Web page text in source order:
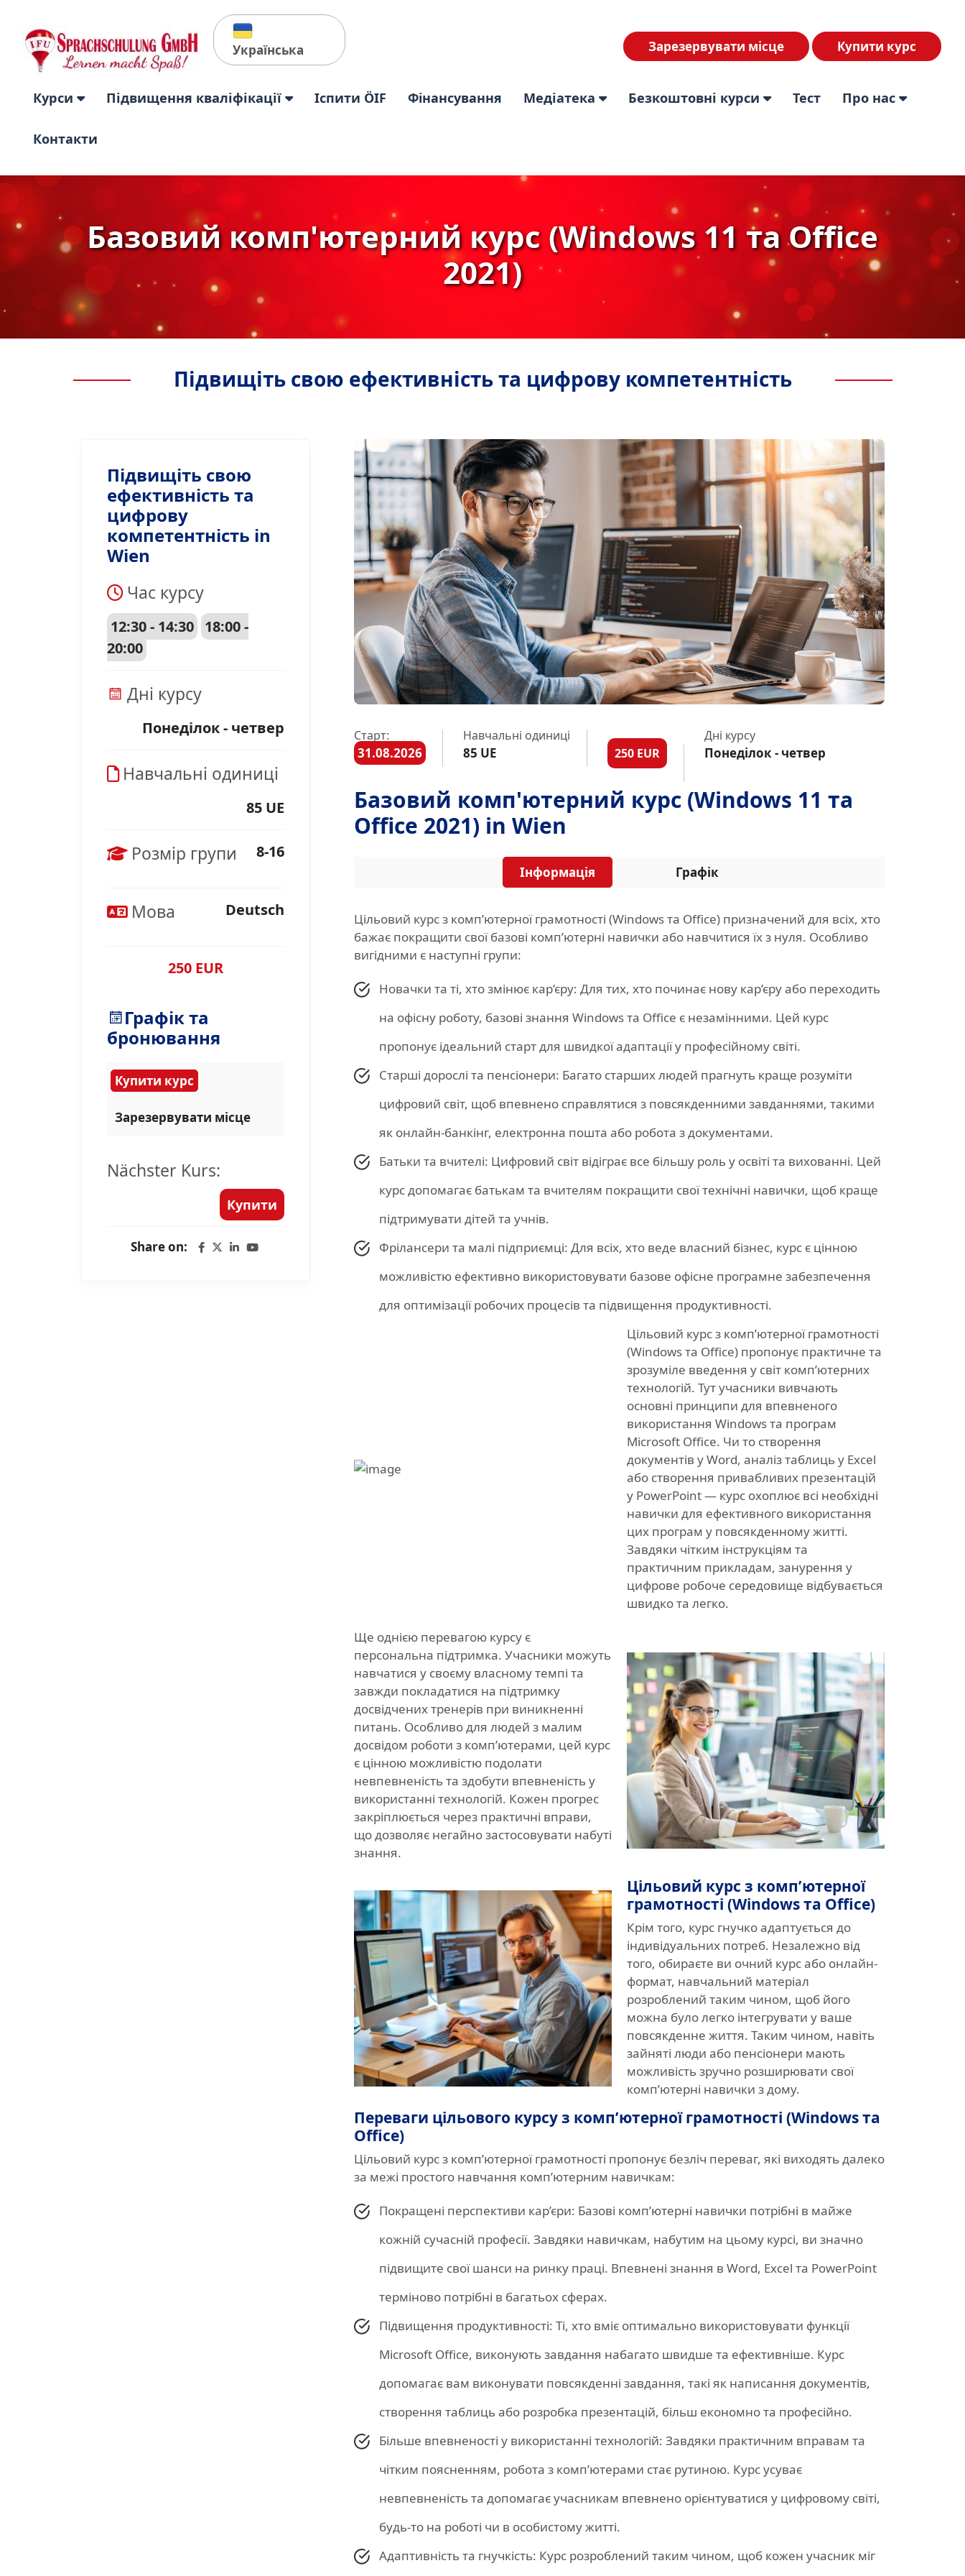
Українська Купити курс
Зарезервувати місце
Курси Підвищення кваліфікації Іспити ÖIF Фінансування Медіатека Безкоштовні курси Тест Про нас
Контакти
Базовий комп'ютерний курс (Windows 11 та Office
2021)
Підвищіть свою ефективність та цифрову компетентність
Підвищіть свою
ефективність та
цифрову
компетентність in
Wien
Час курсу
12:30 - 14:30
18:00 -
20:00
Дні курсу
Понеділок - четвер
Навчальні одиниці
85 UE
Розмір групи 8-16
Мова Deutsch
250 EUR
Графік та
бронювання
Купити курс
Зарезервувати місце
Nächster Kurs:
Купити
Share on:
Старт:
31.08.2026
Навчальні одиниці
85 UE 250 EUR
Дні курсу
Понеділок - четвер
Базовий комп'ютерний курс (Windows 11 та
Office 2021) in Wien
Інформація Графік
Цільовий курс з комп’ютерної грамотності (Windows та Office) призначений для всіх, хто
бажає покращити свої базові комп’ютерні навички або навчитися їх з нуля. Особливо
вигідними є наступні групи:
Новачки та ті, хто змінює кар’єру: Для тих, хто починає нову кар’єру або переходить
на офісну роботу, базові знання Windows та Office є незамінними. Цей курс
пропонує ідеальний старт для швидкої адаптації у професійному світі.
Старші дорослі та пенсіонери: Багато старших людей прагнуть краще розуміти
цифровий світ, щоб впевнено справлятися з повсякденними завданнями, такими
як онлайн-банкінг, електронна пошта або робота з документами.
Батьки та вчителі: Цифровий світ відіграє все більшу роль у освіті та вихованні. Цей
курс допомагає батькам та вчителям покращити свої технічні навички, щоб краще
підтримувати дітей та учнів.
Фрілансери та малі підприємці: Для всіх, хто веде власний бізнес, курс є цінною
можливістю ефективно використовувати базове офісне програмне забезпечення
для оптимізації робочих процесів та підвищення продуктивності.
Цільовий курс з комп’ютерної грамотності
(Windows та Office) пропонує практичне та
зрозуміле введення у світ комп’ютерних
технологій. Тут учасники вивчають
основні принципи для впевненого
використання Windows та програм
Microsoft Office. Чи то створення
документів у Word, аналіз таблиць у Excel
або створення привабливих презентацій
у PowerPoint — курс охоплює всі необхідні
навички для ефективного використання
цих програм у повсякденному житті.
Завдяки чітким інструкціям та
практичним прикладам, занурення у
цифрове робоче середовище відбувається
швидко та легко.
Ще однією перевагою курсу є
персональна підтримка. Учасники можуть
навчатися у своєму власному темпі та
завжди покладатися на підтримку
досвідчених тренерів при виникненні
питань. Особливо для людей з малим
досвідом роботи з комп’ютерами, цей курс
є цінною можливістю подолати
невпевненість та здобути впевненість у
використанні технологій. Кожен прогрес
закріплюється через практичні вправи,
що дозволяє негайно застосовувати набуті
знання.
Цільовий курс з комп’ютерної
грамотності (Windows та Office)
Крім того, курс гнучко адаптується до
індивідуальних потреб. Незалежно від
того, обираєте ви очний курс або онлайн-
формат, навчальний матеріал
розроблений таким чином, щоб його
можна було легко інтегрувати у ваше
повсякденне життя. Таким чином, навіть
зайняті люди або пенсіонери мають
можливість зручно розширювати свої
комп’ютерні навички з дому.
Переваги цільового курсу з комп’ютерної грамотності (Windows та
Office)
Цільовий курс з комп’ютерної грамотності пропонує безліч переваг, які виходять далеко
за межі простого навчання комп’ютерним навичкам:
Покращені перспективи кар’єри: Базові комп’ютерні навички потрібні в майже
кожній сучасній професії. Завдяки навичкам, набутим на цьому курсі, ви значно
підвищите свої шанси на ринку праці. Впевнені знання в Word, Excel та PowerPoint
терміново потрібні в багатьох сферах.
Підвищення продуктивності: Ті, хто вміє оптимально використовувати функції
Microsoft Office, виконують завдання набагато швидше та ефективніше. Курс
допомагає вам виконувати повсякденні завдання, такі як написання документів,
створення таблиць або розробка презентацій, більш економно та професійно.
Більше впевненості у використанні технологій: Завдяки практичним вправам та
чітким поясненням, робота з комп’ютерами стає рутиною. Курс усуває
невпевненість та допомагає учасникам впевнено орієнтуватися у цифровому світі,
будь-то на роботі чи в особистому житті.
Адаптивність та гнучкість: Курс розроблений таким чином, щоб кожен учасник міг